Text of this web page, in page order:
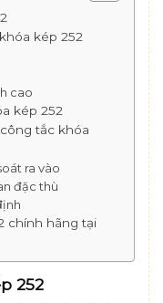
kép 252
cao
kép 252
tắc khóa
ra vào
đặc thù
chính hãng tại
252